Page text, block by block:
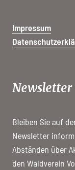
Impressum
Bleiben Sie auf
Newsletter
Abständen über
den Waldverein